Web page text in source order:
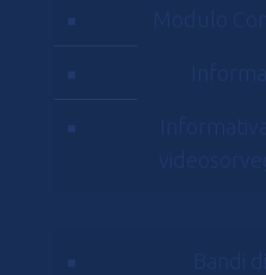
Modulo
Bandi